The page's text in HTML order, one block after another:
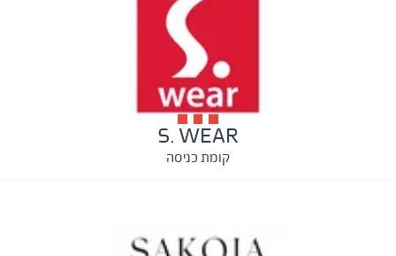
S. WEAR
קומת כניסה